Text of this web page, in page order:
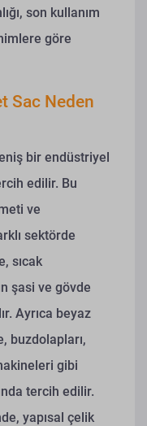
son kullanım
göre
Sac Neden
bir endüstriyel
edilir. Bu
ve
sektörde
sıcak
şasi ve gövde
Ayrıca beyaz
buzdolapları,
gibi
tercih edilir.
yapısal çelik